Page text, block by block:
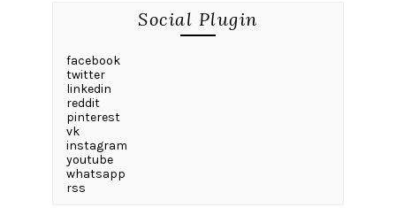
Social Plugin
facebook
twitter
linkedin
reddit
pinterest
vk
instagram
youtube
whatsapp
rss